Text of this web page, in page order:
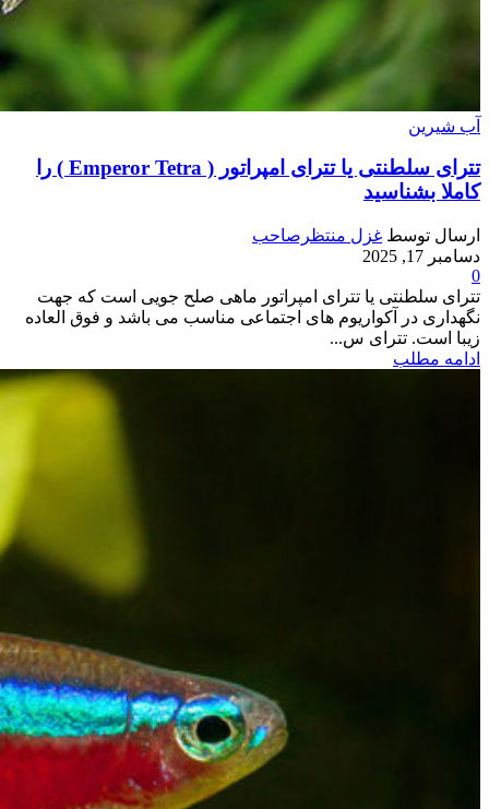
آب شیرین
تترای سلطنتی یا تترای امپراتور ( Emperor Tetra ) را
کاملا بشناسید
ارسال توسط غزل منتظرصاحب
دسامبر 17, 2025
0
تترای سلطنتی یا تترای امپراتور ماهی صلح جویی است که جهت
نگهداری در آکواریوم های اجتماعی مناسب می باشد و فوق العاده
زیبا است. تترای س...
ادامه مطلب